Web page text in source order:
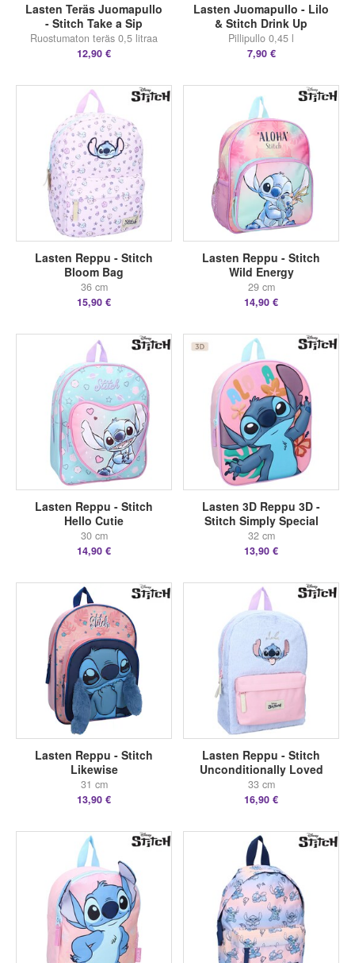
Lasten Teräs Juomapullo
- Stitch Take a Sip
Ruostumaton teräs 0,5 litraa
12,90 €
Lasten Juomapullo - Lilo
& Stitch Drink Up
Pillipullo 0,45 l
7,90 €
Lasten Reppu - Stitch
Bloom Bag
36 cm
15,90 €
Lasten Reppu - Stitch
Wild Energy
29 cm
14,90 €
Lasten Reppu - Stitch
Hello Cutie
30 cm
14,90 €
Lasten 3D Reppu 3D -
Stitch Simply Special
32 cm
13,90 €
Lasten Reppu - Stitch
Likewise
31 cm
13,90 €
Lasten Reppu - Stitch
Unconditionally Loved
33 cm
16,90 €